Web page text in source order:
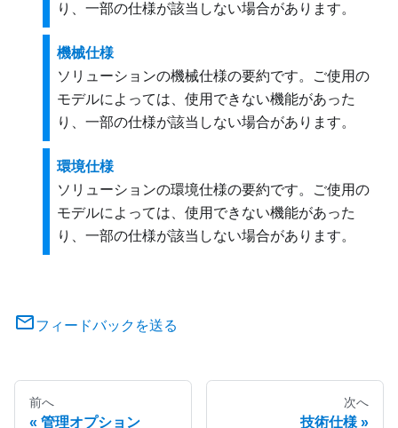
り、一部の仕様が該当しない場合があります。
機械仕様
ソリューションの機械仕様の要約です。ご使用の
モデルによっては、使用できない機能があった
り、一部の仕様が該当しない場合があります。
環境仕様
ソリューションの環境仕様の要約です。ご使用の
モデルによっては、使用できない機能があった
り、一部の仕様が該当しない場合があります。
フィードバックを送る
前へ
管理オプション
次へ
技術仕様